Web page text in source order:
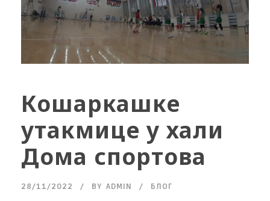
Кошаркашке
утакмице у хали
Дома спортова
28/11/2022 BY ADMIN БЛОГ